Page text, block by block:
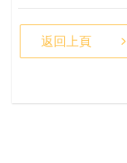
返回上頁